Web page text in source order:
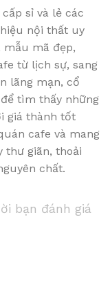
sỉ và lẻ các
nội thất uy
mẫu mã đẹp,
từ lịch sự, sang
lãng mạn, cổ
tìm thấy những
giá thành tốt
cafe và mang
thư giãn, thoải
chất.
bạn đánh giá